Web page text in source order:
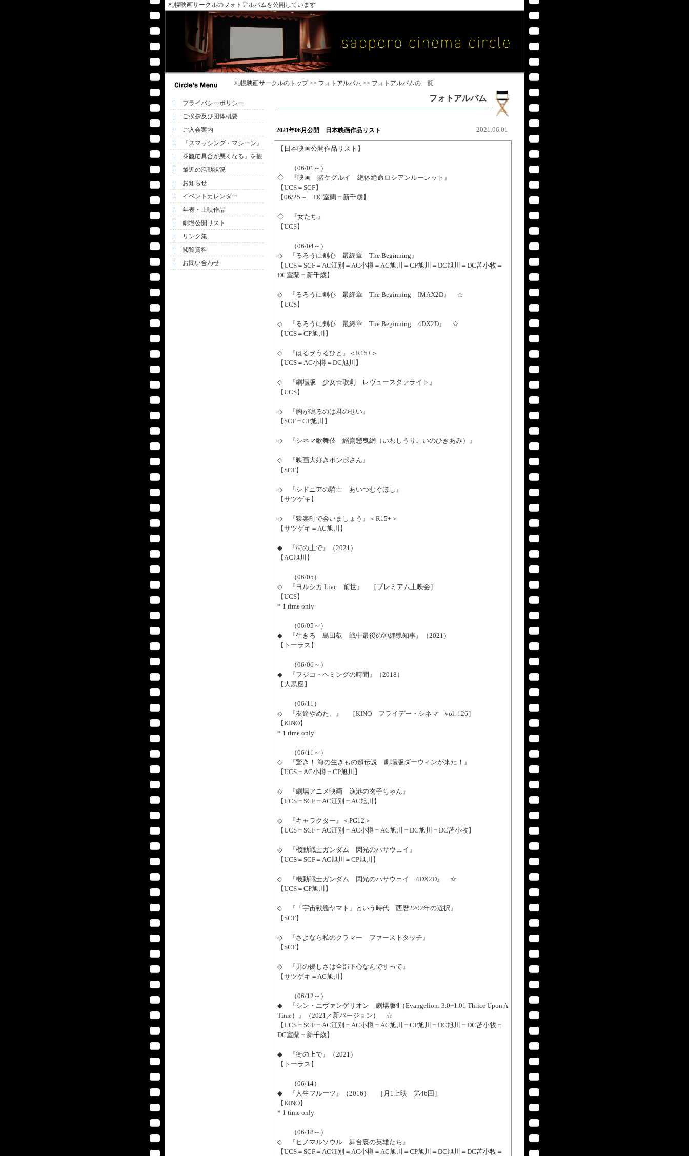
札幌映画サークルのフォトアルバムを公開しています
札幌映画サークルのトップ >> フォトアルバム >> フォトアルバムの一覧
フォトアルバム
2021年06月公開 日本映画作品リスト 2021.06.01
【日本映画公開作品リスト】
（06/01～）
◇ 『映画 賭ケグルイ 絶体絶命ロシアンルーレット』
【UCS＝SCF】
【06/25～ DC室蘭＝新千歳】
◇ 『女たち』
【UCS】
（06/04～）
◇ 『るろうに剣心 最終章 The Beginning』
【UCS＝SCF＝AC江別＝AC小樽＝AC旭川＝CP旭川＝DC旭川＝DC苫小牧＝
DC室蘭＝新千歳】
◇ 『るろうに剣心 最終章 The Beginning IMAX2D』 ☆
【UCS】
◇ 『るろうに剣心 最終章 The Beginning 4DX2D』 ☆
【UCS＝CP旭川】
◇ 『はるヲうるひと』＜R15+＞
【UCS＝AC小樽＝DC旭川】
◇ 『劇場版 少女☆歌劇 レヴュースタァライト』
【UCS】
◇ 『胸が鳴るのは君のせい』
【SCF＝CP旭川】
◇ 『シネマ歌舞伎 鰯賣戀曳網（いわしうりこいのひきあみ）』
◇ 『映画大好きポンポさん』
【SCF】
◇ 『シドニアの騎士 あいつむぐほし』
【サツゲキ】
◇ 『猿楽町で会いましょう』＜R15+＞
【サツゲキ＝AC旭川】
◆ 『街の上で』（2021）
【AC旭川】
（06/05）
◇ 『ヨルシカ Live 前世』 ［プレミアム上映会］
【UCS】
* 1 time only
（06/05～）
◆ 『生きろ 島田叡 戦中最後の沖縄県知事』（2021）
【トーラス】
（06/06～）
◆ 『フジコ・ヘミングの時間』（2018）
【大黒座】
（06/11）
◇ 『友達やめた。』 ［KINO フライデー・シネマ vol. 126］
【KINO】
* 1 time only
（06/11～）
◇ 『驚き！ 海の生きもの超伝説 劇場版ダーウィンが来た！』
【UCS＝AC小樽＝CP旭川】
◇ 『劇場アニメ映画 漁港の肉子ちゃん』
【UCS＝SCF＝AC江別＝AC旭川】
◇ 『キャラクター』＜PG12＞
【UCS＝SCF＝AC江別＝AC小樽＝AC旭川＝DC旭川＝DC苫小牧】
◇ 『機動戦士ガンダム 閃光のハサウェイ』
【UCS＝SCF＝AC旭川＝CP旭川】
◇ 『機動戦士ガンダム 閃光のハサウェイ 4DX2D』 ☆
【UCS＝CP旭川】
◇ 『「宇宙戦艦ヤマト」という時代 西暦2202年の選択』
【SCF】
◇ 『さよなら私のクラマー ファーストタッチ』
【SCF】
◇ 『男の優しさは全部下心なんですって』
【サツゲキ＝AC旭川】
（06/12～）
◆ 『シン・エヴァンゲリオン 劇場版𝄇（Evangelion: 3.0+1.01 Thrice Upon A
Time）』（2021／新バージョン） ☆
【UCS＝SCF＝AC江別＝AC小樽＝AC旭川＝CP旭川＝DC旭川＝DC苫小牧＝
DC室蘭＝新千歳】
◆ 『街の上で』（2021）
【トーラス】
（06/14）
◆ 『人生フルーツ』（2016） ［月1上映 第46回］
【KINO】
* 1 time only
（06/18～）
◇ 『ヒノマルソウル 舞台裏の英雄たち』
【UCS＝SCF＝AC江別＝AC小樽＝AC旭川＝CP旭川＝DC旭川＝DC苫小牧＝
プライバシーポリシー
ご挨拶及び団体概要
ご入会案内
『スマッシング・マシーン』
を観て
『急に具合が悪くなる』を観
て
最近の活動状況
お知らせ
イベントカレンダー
年表・上映作品
劇場公開リスト
リンク集
閲覧資料
お問い合わせ